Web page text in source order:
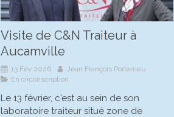
Visite de C&N Traiteur à
Aucamville
13 Fév 2026
Jean François Portarrieu
En circonscription
Le 13 février, c'est au sein de son
laboratoire traiteur situé zone de